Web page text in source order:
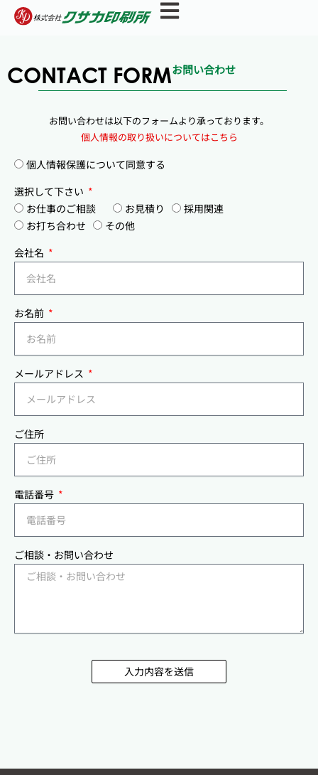
キCONTACT FORMお問い合わせ
お問い合わせは以下のフォームより承っております。
個人情報の取り扱いについてはこちら
個人情報保護について同意する
選択して下さい
お仕事のご相談
お見積り
採用関連
お打ち合わせ
その他
会社名
お名前
メールアドレス
ご住所
電話番号
ご相談・お問い合わせ
入力内容を送信